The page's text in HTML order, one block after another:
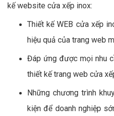
kế website cửa xếp inox:
Thiết kế WEB cửa xếp
hiệu quả của trang web
Đáp ứng được mọi nhu
thiết kế trang web cửa
Những chương trình
kiện để doanh nghiệp